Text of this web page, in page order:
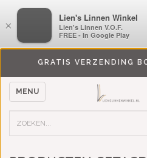
GRATIS VERZENDING
MENU
×
LiensLinnenwinkel.nl
Lien's Linnen V.O.F.
FREE - In Google Play
×
Lien's Linnen Winkel
Lien's Linnen V.O.F.
FREE - In Google Play